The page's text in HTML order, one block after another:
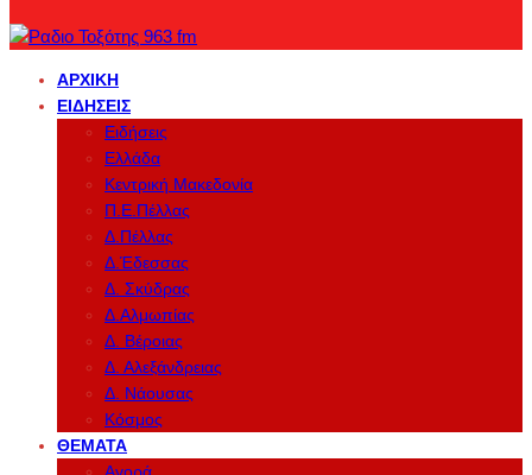
ΑΡΧΙΚΉ
ΕΙΔΉΣΕΙΣ
Ειδήσεις
Ελλάδα
Κεντρική Μακεδονία
Π.Ε.Πέλλας
Δ.Πέλλας
Δ.Έδεσσας
Δ. Σκύδρας
Δ.Αλμωπίας
Δ. Βέροιας
Δ. Αλεξάνδρειας
Δ. Νάουσας
Κόσμος
ΘΈΜΑΤΑ